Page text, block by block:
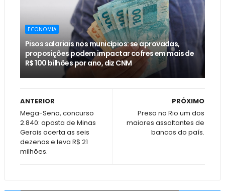
ECONOMIA
Pisos salariais nos municípios: se aprovadas,
proposições podem impactar cofres em mais de
R$ 100 bilhões por ano, diz CNM
PRÓXIMO
Preso no Rio um dos
maiores assaltantes de
bancos do país.
ANTERIOR
Mega-Sena, concurso
2.840: aposta de Minas
Gerais acerta as seis
dezenas e leva R$ 21
milhões.